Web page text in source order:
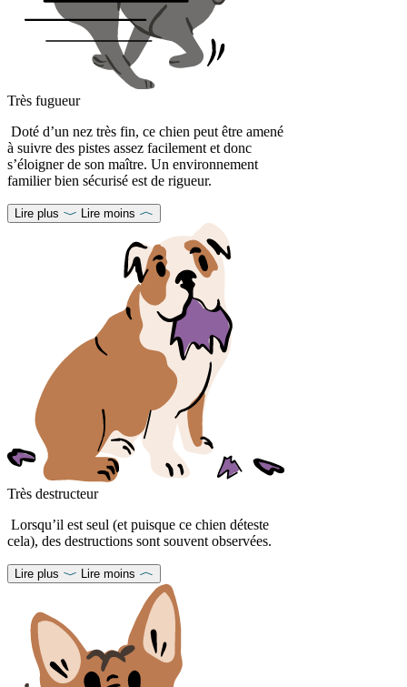
Très fugueur
Doté d’un nez très fin, ce chien peut être amené
à suivre des pistes assez facilement et donc
s’éloigner de son maître. Un environnement
familier bien sécurisé est de rigueur.
Lire plus Lire moins
Très destructeur
Lorsqu’il est seul (et puisque ce chien déteste
cela), des destructions sont souvent observées.
Lire plus Lire moins